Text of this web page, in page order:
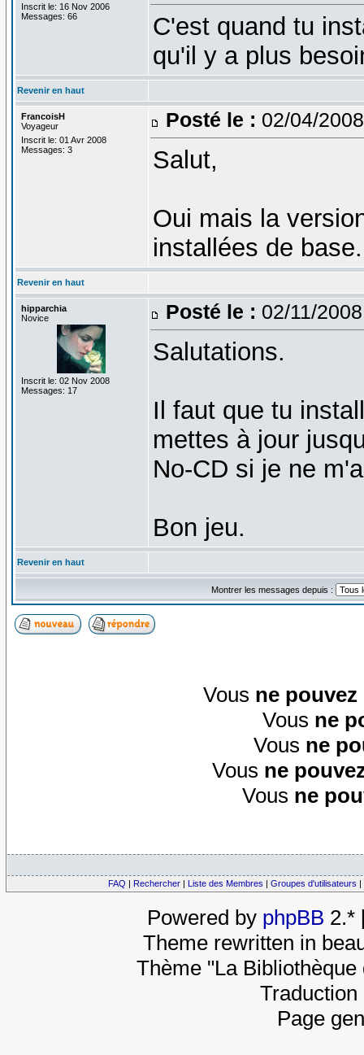
Inscrit le: 16 Nov 2006
Messages: 66
C'est quand tu
qu'il y a plus
Revenir en haut
FrancoisH
Voyageur
Inscrit le: 01 Avr 2008
Messages: 3
Posté le : 02/04/
Salut,
Oui mais la
installées de
Revenir en haut
hipparchia
Novice
Inscrit le: 02 Nov 2008
Messages: 17
Posté le : 02/11/
Salutations.
Il faut que tu
mettes à jour
No-CD si je ne
Bon jeu.
Revenir en haut
Montrer les messages depuis :
Vous ne pouvez
Vous ne
Vous ne
Vous ne
Vous ne
FAQ | Rechercher | Liste des Membres | Groupes d'utilisateurs |
Powered by phpBB 2.*
Theme rewritten in
Thème "La
Page